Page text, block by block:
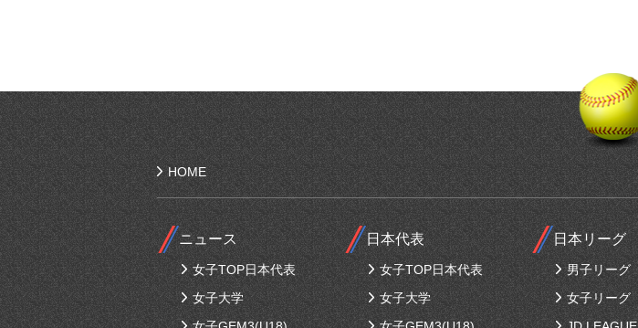
HOME
ニュース
女子TOP日本代表
女子大学
日本代表
女子TOP日本代表
女子大学
日本リーグ
男子リーグ
女子リーグ